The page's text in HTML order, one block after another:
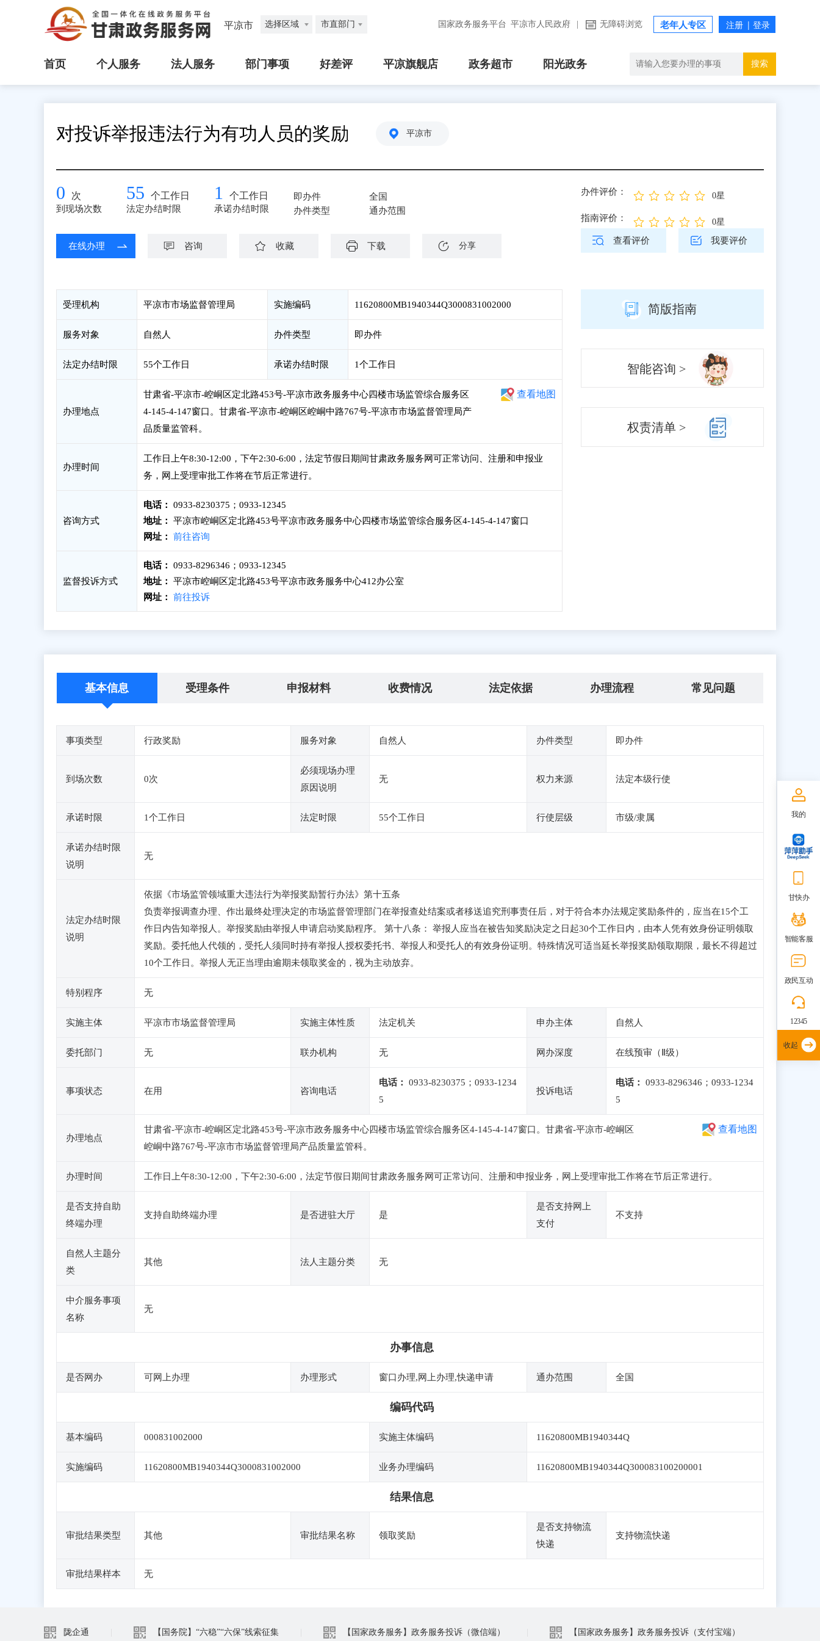
平凉市 选择区域 市直部门 国家政务服务平台 平凉市人民政府 无障碍浏览 老年人专区
首页 个人服务 法人服务 部门事项 好差评 平凉旗舰店 政务超市 阳光政务 搜索
对投诉举报违法行为有功人员的奖励 平凉市
0 次
到现场次数
55 个工作日
法定办结时限
1 个工作日
承诺办结时限
即办件
办件类型
全国
通办范围
在线办理 咨询 收藏 下载 分享
办件评价： 0星
指南评价： 0星
查看评价 我要评价
受理机构 平凉市市场监督管理局 实施编码 11620800MB1940344Q3000831002000
服务对象 自然人 办件类型 即办件
法定办结时限 55个工作日 承诺办结时限 1个工作日
办理地点
甘肃省-平凉市-崆峒区定北路453号-平凉市政务服务中心四楼市场监管综合服务区
4-145-4-147窗口。甘肃省-平凉市-崆峒区崆峒中路767号-平凉市市场监督管理局产
品质量监管科。
查看地图
办理时间
工作日上午8:30-12:00，下午2:30-6:00，法定节假日期间甘肃政务服务网可正常访问、注册和申报业
务，网上受理审批工作将在节后正常进行。
咨询方式
电话：
0933-8230375；0933-12345
地址：
平凉市崆峒区定北路453号平凉市政务服务中心四楼市场监管综合服务区4-145-4-147窗口
网址：
前往咨询
监督投诉方式
电话：
0933-8296346；0933-12345
地址：
平凉市崆峒区定北路453号平凉市政务服务中心412办公室
网址：
前往投诉
简版指南
智能咨询 >
权责清单 >
基本信息 受理条件 申报材料 收费情况 法定依据 办理流程 常见问题
事项类型 行政奖励 服务对象 自然人 办件类型 即办件
到场次数 0次
必须现场办理
原因说明
无 权力来源 法定本级行使
承诺时限 1个工作日 法定时限 55个工作日 行使层级 市级/隶属
承诺办结时限
说明
无
法定办结时限
说明
依据《市场监管领域重大违法行为举报奖励暂行办法》第十五条
负责举报调查办理、作出最终处理决定的市场监督管理部门在举报查处结案或者移送追究刑事责任后，对于符合本办法规定奖励条件的，应当在15个工
作日内告知举报人。举报奖励由举报人申请启动奖励程序。 第十八条： 举报人应当在被告知奖励决定之日起30个工作日内，由本人凭有效身份证明领取
奖励。委托他人代领的，受托人须同时持有举报人授权委托书、举报人和受托人的有效身份证明。特殊情况可适当延长举报奖励领取期限，最长不得超过
10个工作日。举报人无正当理由逾期未领取奖金的，视为主动放弃。
特别程序 无
实施主体 平凉市市场监督管理局 实施主体性质 法定机关 申办主体 自然人
委托部门 无 联办机构 无 网办深度 在线预审（Ⅱ级）
事项状态 在用 咨询电话
电话：
0933-8230375；0933-1234
5
投诉电话
电话：
0933-8296346；0933-1234
5
办理地点
甘肃省-平凉市-崆峒区定北路453号-平凉市政务服务中心四楼市场监管综合服务区4-145-4-147窗口。甘肃省-平凉市-崆峒区
崆峒中路767号-平凉市市场监督管理局产品质量监管科。
查看地图
办理时间 工作日上午8:30-12:00，下午2:30-6:00，法定节假日期间甘肃政务服务网可正常访问、注册和申报业务，网上受理审批工作将在节后正常进行。
是否支持自助
终端办理
支持自助终端办理 是否进驻大厅 是
是否支持网上
支付
不支持
自然人主题分
类
其他 法人主题分类 无
中介服务事项
名称
无
办事信息
是否网办 可网上办理 办理形式 窗口办理,网上办理,快递申请 通办范围 全国
编码代码
基本编码 000831002000 实施主体编码 11620800MB1940344Q
实施编码 11620800MB1940344Q3000831002000 业务办理编码 11620800MB1940344Q300083100200001
结果信息
审批结果类型 其他 审批结果名称 领取奖励
是否支持物流
快递
支持物流快递
审批结果样本 无
陇企通 【国务院】“六稳”“六保”线索征集 【国家政务服务】政务服务投诉（微信端） 【国家政务服务】政务服务投诉（支付宝端）
我的
甘快办
智能客服
政民互动
12345
收起